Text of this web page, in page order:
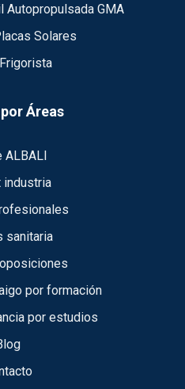
Autopropulsada GMA
Solares
Áreas
ALBALI
industria
sanitaria
por formación
por estudios